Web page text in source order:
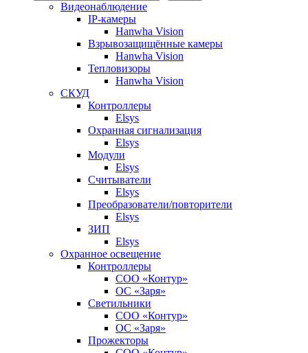
Видеонаблюдение
IP-камеры
Hanwha Vision
Взрывозащищённые камеры
Hanwha Vision
Тепловизоры
Hanwha Vision
СКУД
Контроллеры
Elsys
Охранная сигнализация
Elsys
Модули
Elsys
Считыватели
Elsys
Преобразователи/повторители
Elsys
ЗИП
Elsys
Охранное освещение
Контроллеры
СОО «Контур»
ОС «Заря»
Светильники
СОО «Контур»
ОС «Заря»
Прожекторы